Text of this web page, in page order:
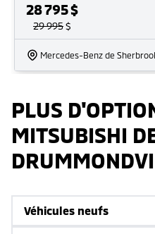
28 795$
29 995$
Mercedes-Benz de
PLUS
MITSUBISHI
Véhicules neufs